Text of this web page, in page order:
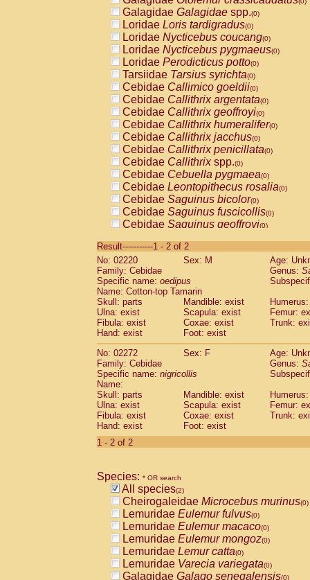
Galagidae Galagidae spp.(0)
Loridae Loris tardigradus(0)
Loridae Nycticebus coucang(0)
Loridae Nycticebus pygmaeus(0)
Loridae Perodicticus potto(0)
Tarsiidae Tarsius syrichta(0)
Cebidae Callimico goeldii(0)
Cebidae Callithrix argentata(0)
Cebidae Callithrix geoffroyi(0)
Cebidae Callithrix humeralifer(0)
Cebidae Callithrix jacchus(0)
Cebidae Callithrix penicillata(0)
Cebidae Callithrixspp.(0)
Cebidae Cebuella pygmaea(0)
Cebidae Leontopithecus rosalia(0)
Cebidae Saguinus bicolor(0)
Cebidae Saguinus fuscicollis(0)
Cebidae Saguinus geoffroyi(0)
CebidaeSaguinus labiatus(0)
Cebidae Saguinus leucopus (0)
Cebidae
CebidaeSaguinus mystax
Cebidae Saguinus nigricollis (1)
Cebidae Saguinus oedipus
Cebidae Saguinus weddelli
Cebidae Saguinusspp.
Cebidae Aotus trivirgatus
Cebidae
CebidaeCebus apella
Cebidae
Cebidae Cebus nigrivittatus
Cebidae Cebusspp.(0)
Cebidae Saimiri boliviensis
CebidaeSaimiri sciureus(0)
AtelidaeAlouatta caraya(0)
Atelidae Alouatta seniculus
AtelidaeAlouatta
AtelidaeAteles belzebuth(0)
AtelidaeAteles geoffroyi(0)
AtelidaeAteles paniscus(0)
AtelidaeAtelesspp. (0)
AtelidaeLagothrix lagothricha
AtelidaeLagothrix lagothricha cana
PitheciidaeCacajao calvus
Result-----------1 - 2 of 2
No: 02220
Sex: M
Age:
Family: Cebidae
Genus:
Specific name: oedipus
Name: Cotton-top Tamarin
Skull: parts
Mandible: exist
Ulna: exist
Scapula: exist
Femur:
Fibula: exist
Coxae: exist
Trunk:
Hand: exist
Foot: exist
No: 02272
Sex: F
Age:
Family: Cebidae
Genus:
Specific name: nigricollis
Name:
Skull: parts
Mandible: exist
Ulna: exist
Scapula: exist
Femur:
Fibula: exist
Coxae: exist
Trunk:
Hand: exist
Foot: exist
1 - 2 of 2
Species: * OR search
All species(2)
Cheirogaleidae Microcebus murinus(0)
Lemuridae Eulemur fulvus(0)
Lemuridae Eulemur macaco(0)
Lemuridae Eulemur mongoz(0)
Lemuridae Lemur catta(0)
Lemuridae Varecia variegata(0)
Galagidae Galago senegalensis(0)